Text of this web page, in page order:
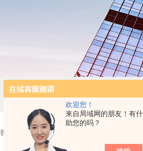
欢迎您！
来自局域网的朋友！有
助您的吗？
微生物活性检测> 第二代ATP微生物活性快速